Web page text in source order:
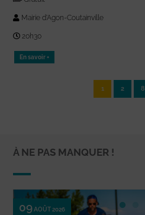
Mairie d'Agon-Coutainville
20h30
En savoir +
1 2 8
À NE PAS MANQUER !
09 AOÛT 2026